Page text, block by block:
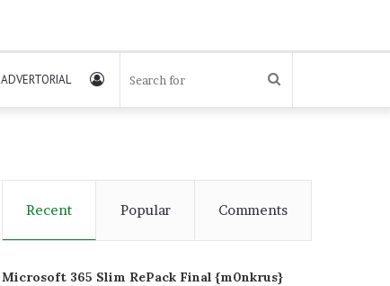
ADVERTORIAL Search
Log
Recent Popular Comments
Microsoft 365 Slim RePack Final {m0nkrus}